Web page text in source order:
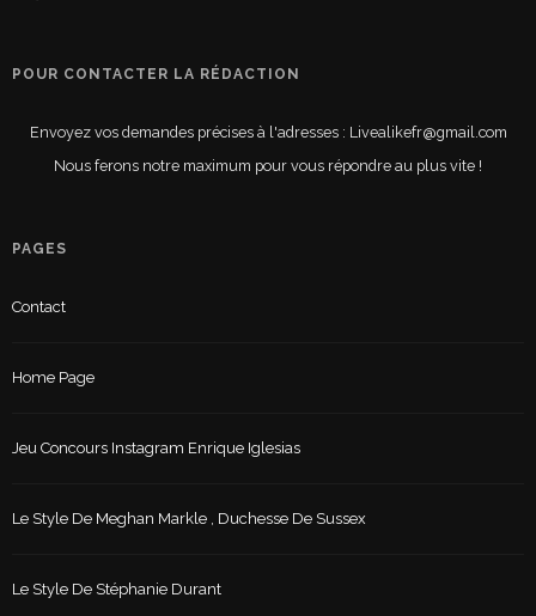
POUR CONTACTER LA RÉDACTION
Envoyez vos demandes précises à l'adresses : Livealikefr@gmail.com
Nous ferons notre maximum pour vous répondre au plus vite !
PAGES
Contact
Home Page
Jeu Concours Instagram Enrique Iglesias
Le Style De Meghan Markle , Duchesse De Sussex
Le Style De Stéphanie Durant